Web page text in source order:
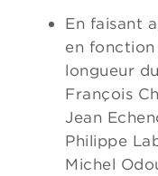
En faisant
en
longueur
François
Jean
Philippe
Michel